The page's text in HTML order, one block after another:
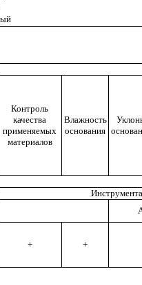
Контроль
качества
применяемых
материалов
Влажность
основания
+ +